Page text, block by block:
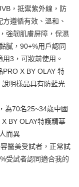
方式。 讓您購物簡單
，抵禦紫外線，防
遵循有效、溫和、
強韌肌膚屏障，保濕
膩，90+%用戶認同
3，可妝前使用。
X BY OLAY 特
明樣品具有防藍光
為70名25~34歲中國
BY OLAY特護精華
而異
醫美受試者，正常試
受試者認同適合我的